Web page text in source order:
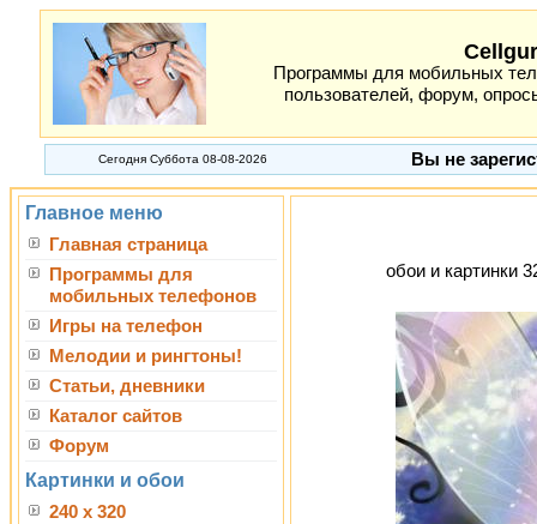
Программы для мобильных
пользователей, форум,
Сегодня Суббота 08-08-2026 Вы не
Главное меню
Главная страница
Программы для
мобильных телефонов
Игры на телефон
Мелодии и рингтоны!
Статьи, дневники
Каталог сайтов
Форум
Картинки и обои
240 x 320
обои и картинки